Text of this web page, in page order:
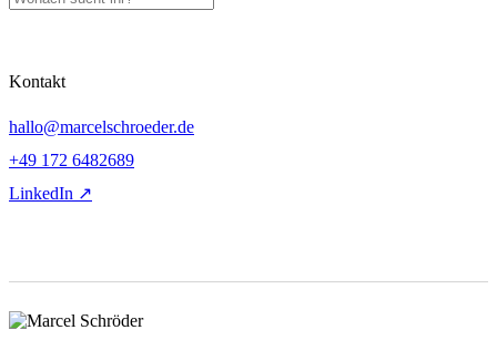
Kontakt
hallo@marcelschroeder.de
+49 172 6482689
LinkedIn ↗